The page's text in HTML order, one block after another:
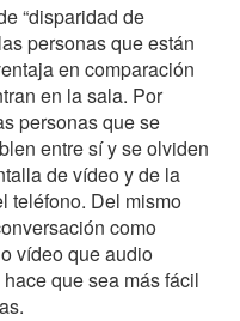
“disparidad de
personas que están
en comparación
en la sala. Por
personas que se
entre sí y se olviden
de vídeo y de la
teléfono. Del mismo
como
vídeo que audio
que sea más fácil